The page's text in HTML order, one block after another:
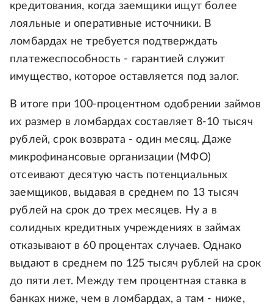
кредитования, когда заемщики ищут более
лояльные и оперативные источники. В
ломбардах не требуется подтверждать
платежеспособность - гарантией служит
имущество, которое оставляется под залог.
В итоге при 100-процентном одобрении займов
их размер в ломбардах составляет 8-10 тысяч
рублей, срок возврата - один месяц. Даже
микрофинансовые организации (МФО)
отсеивают десятую часть потенциальных
заемщиков, выдавая в среднем по 13 тысяч
рублей на срок до трех месяцев. Ну а в
солидных кредитных учреждениях в займах
отказывают в 60 процентах случаев. Однако
выдают в среднем по 125 тысяч рублей на срок
до пяти лет. Между тем процентная ставка в
банках ниже, чем в ломбардах, а там - ниже,